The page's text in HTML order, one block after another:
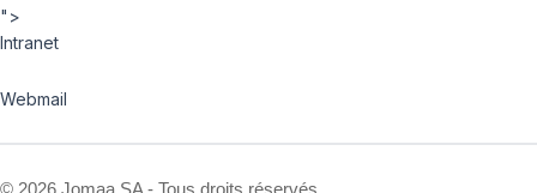
">
Intranet
Webmail
© 2026 Jomaa SA - Tous droits réservés